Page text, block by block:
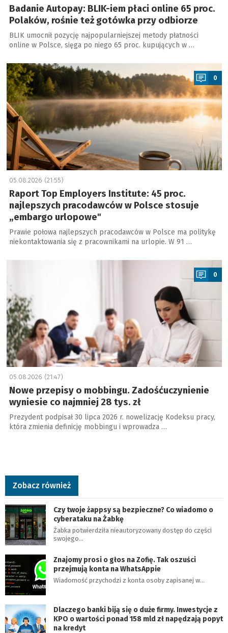
Badanie Autopay: BLIK-iem płaci online 65 proc.
Polaków, rośnie też gotówka przy odbiorze
BLIK umocnił pozycję najpopularniejszej metody płatności
online w Polsce, sięga po niego 65 proc. kupujących w …
a
0
05.08.2026 (21:55)
Raport Top Employers Institute: 45 proc.
najlepszych pracodawców w Polsce stosuje
„embargo urlopowe"
Prawie połowa najlepszych pracodawców w Polsce ma politykę
niekontaktowania się z pracownikami na urlopie. W 91 …
0
05.08.2026 (21:47)
Nowe przepisy o mobbingu. Zadośćuczynienie
wyniesie co najmniej 28 tys. zł
Prezydent podpisał 30 lipca 2026 r. nowelizację Kodeksu pracy,
która zmienia definicję mobbingu i wprowadza …
Zobacz również
Czy twoje żappsy są bezpieczne? Co wiadomo o
cyberataku na Żabkę
Żabka potwierdziła nieautoryzowany dostęp do części
swojego…
Znajomy prosi o głos na Zofię. Tak oszuści
przejmują konta na WhatsAppie
Wiadomość przychodzi z konta osoby zapisanej w…
Dlaczego banki biją się o duże firmy. Inwestycje z
KPO o wartości ponad 158 mld zł napędzają popyt
na kredyt